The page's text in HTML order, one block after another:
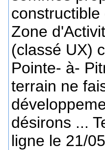
constructible
Zone
(classé UX)
Pointe- à-
terrain ne
désirons ...
ligne le 21/